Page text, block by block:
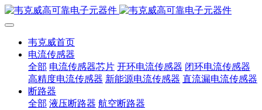
韦克威首页
电流传感器
全部 电流传感器芯片 开环电流传感器 闭环电流传感器
高精度电流传感器 新能源电流传感器 直流漏电流传感器
断路器
全部 液压断路器 航空断路器